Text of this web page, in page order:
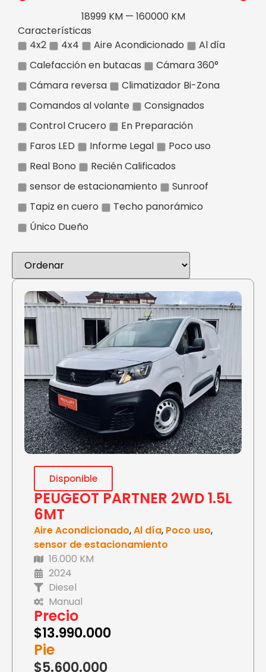
18999KM— 160000 KM
Características
4x2
4x4 Aire Acondicionado
Al día
Calefacción en butacas
Cámara 360°
Cámara reversa
Climatizador Bi-Zona
Comandos al volante
Consignados
Control Crucero
En Preparación
Faros LED
Informe Legal
Poco uso
Real Bono
Recién Calificados
sensor de estacionamiento
Sunroof
Tapiz en cuero
Techo panorámico
Único Dueño
Disponible
PEUGEOT PARTNER 2WD 1.5L
6MT
Aire Acondicionado,Al día, Poco uso,
sensor de estacionamiento
16.000 KM
2024
Diesel
Manual
Precio
$13.990.000
Pie
$5.600.000